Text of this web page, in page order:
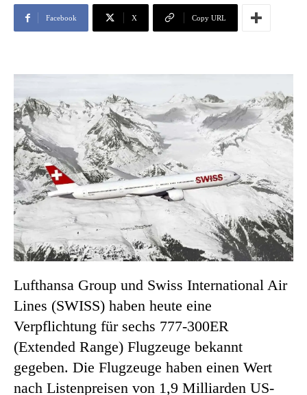
Facebook X Copy URL
Lufthansa Group und Swiss International Air
Lines (SWISS) haben heute eine
Verpflichtung für sechs 777-300ER
(Extended Range) Flugzeuge bekannt
gegeben. Die Flugzeuge haben einen Wert
nach Listenpreisen von 1,9 Milliarden US-